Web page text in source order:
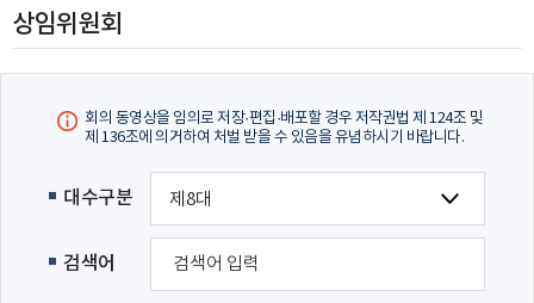
상임위원회
회의 동영상을 임의로 저장·편집·배포할 경우 저작권법 제 124조 및
제 136조에 의거하여 처벌 받을 수 있음을 유념하시기 바랍니다.
대수구분
검색어